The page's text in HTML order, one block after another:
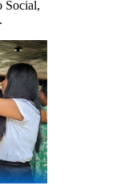
Social,